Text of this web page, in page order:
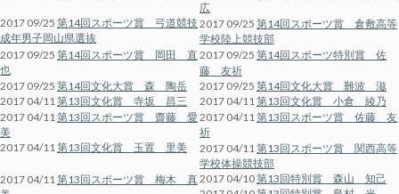
広
2017 09/25 第14回スポーツ賞 弓道競技
成年男子岡山県選抜
2017 09/25 第14回スポーツ賞 倉敷高等
学校陸上競技部
2017 09/25 第14回スポーツ賞 岡田 直
也
2017 09/25 第14回スポーツ特別賞 佐
藤 友祈
2017 09/25 第14回文化大賞 森 陶岳 2017 09/25 第14回文化大賞 難波 滋
2017 04/11第13回文化賞 寺坂 昌三 2017 04/11第13回文化賞 小倉 綾乃
2017 04/11第13回スポーツ賞 齋藤 愛
美
2017 04/11第13回スポーツ賞 佐藤 友
祈
2017 04/11第13回文化賞 玉置 里美 2017 04/11第13回スポーツ賞 関西高等
学校体操競技部
2017 04/11第13回スポーツ賞 梅木 真2017 04/10第13回特別賞 森山 知己